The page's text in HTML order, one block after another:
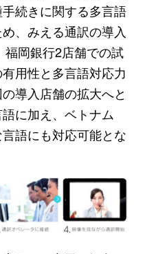
続きに関する多言語
、みえる通訳の導入
岡銀行2店舗での試
用性と多言語対応力
導入店舗の拡大へと
に加え、ベトナム
語にも対応可能とな